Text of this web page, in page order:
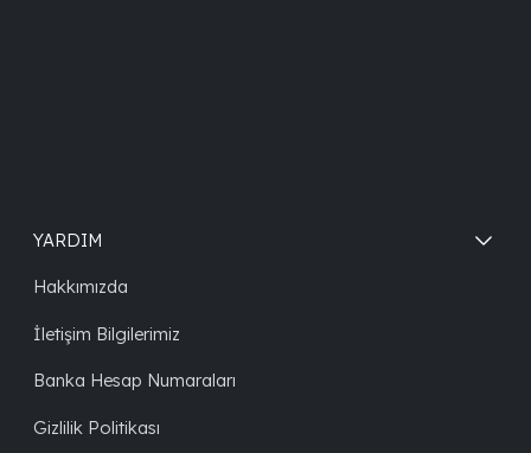
YARDIM
Hakkımızda
İletişim Bilgilerimiz
Banka Hesap Numaraları
Gizlilik Politikası